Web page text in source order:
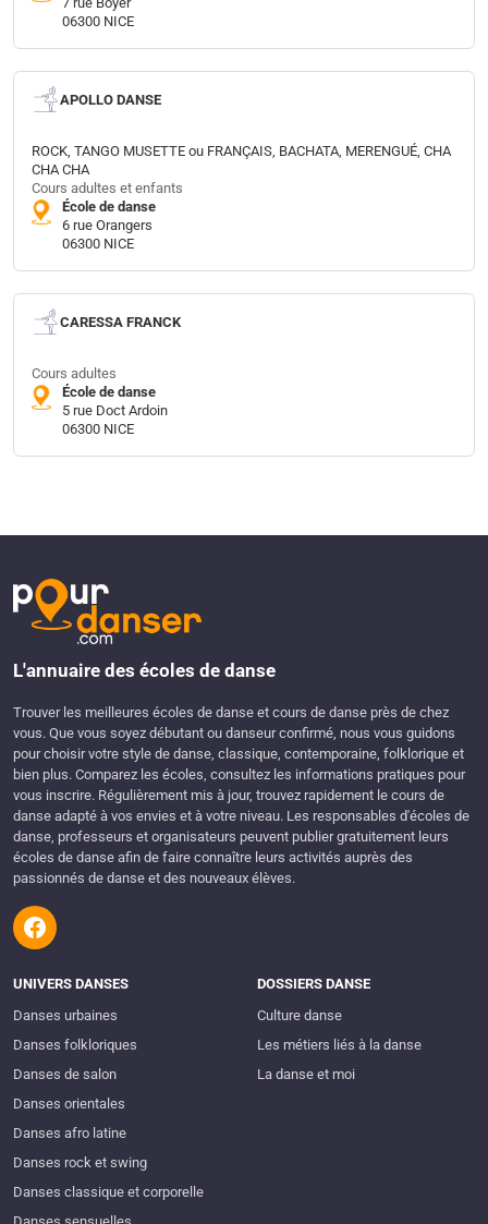
06300 NICE
APOLLO DANSE
ROCK, TANGO MUSETTE ou FRANÇAIS, BACHATA, MERENGUÉ, CHA
CHA CHA
Cours adultes et enfants
École de danse
6 rue Orangers
06300 NICE
CARESSA FRANCK
Cours adultes
École de danse
5 rue Doct Ardoin
06300 NICE
L'annuaire des écoles de danse
Trouver les meilleures écoles de danse et cours de danse près de chez
vous. Que vous soyez débutant ou danseur confirmé, nous vous guidons
pour choisir votre style de danse, classique, contemporaine, folklorique et
bien plus. Comparez les écoles, consultez les informations pratiques pour
vous inscrire. Régulièrement mis à jour, trouvez rapidement le cours de
danse adapté à vos envies et à votre niveau. Les responsables d'écoles de
danse, professeurs et organisateurs peuvent publier gratuitement leurs
écoles de danse afin de faire connaître leurs activités auprès des
passionnés de danse et des nouveaux élèves.
UNIVERS DANSES
Danses urbaines
Danses folkloriques
Danses de salon
Danses orientales
Danses afro latine
Danses rock et swing
Danses classique et corporelle
DOSSIERS DANSE
Culture danse
Les métiers liés à la danse
La danse et moi